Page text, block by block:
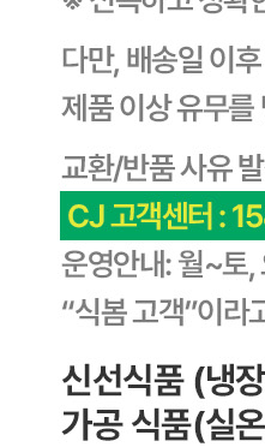
돈까스.만두.치킨 BEST 더
판매자 정보
CJ프레시웨이
사업장 소재지
경기 용인시 기흥구 기곡로
타) 씨제이프레시웨이
연락처
1588-6967
603-81-11270
통신판매
신고번호